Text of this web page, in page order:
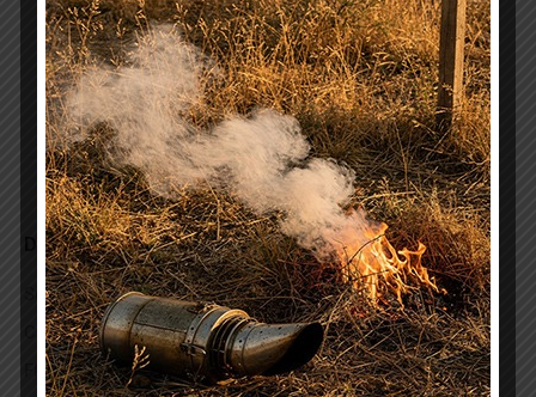
précédent
:
Bien choisir l’implantation de son rucher
SUIVANT
Article
suivant
:
Les abeilles sauvages
Derniers articles
Surveillance des populations de varroas
Commande médicaments pour le 30 avril 2026
Flyer itinéraire varroa et calendrier lutte